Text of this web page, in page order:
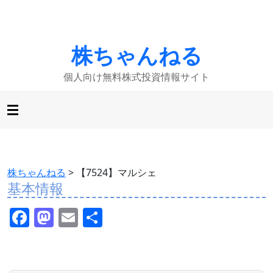
株ちゃんねる
個人向け無料株式投資情報サイト
株ちゃんねる > 【7524】マルシェ
基本情報
F M E